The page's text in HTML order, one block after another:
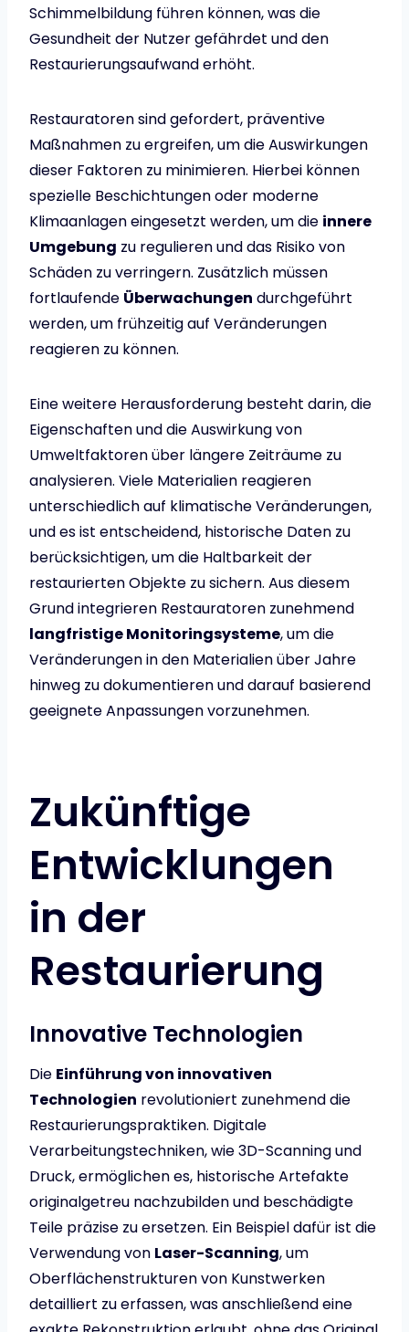
Schimmelbildung führen können, was die
Gesundheit der Nutzer gefährdet und den
Restaurierungsaufwand erhöht.
Restauratoren sind gefordert, präventive
Maßnahmen zu ergreifen, um die Auswirkungen
dieser Faktoren zu minimieren. Hierbei können
spezielle Beschichtungen oder moderne
Klimaanlagen eingesetzt werden, um die innere
Umgebung zu regulieren und das Risiko von
Schäden zu verringern. Zusätzlich müssen
fortlaufende Überwachungen durchgeführt
werden, um frühzeitig auf Veränderungen
reagieren zu können.
Eine weitere Herausforderung besteht darin, die
Eigenschaften und die Auswirkung von
Umweltfaktoren über längere Zeiträume zu
analysieren. Viele Materialien reagieren
unterschiedlich auf klimatische Veränderungen,
und es ist entscheidend, historische Daten zu
berücksichtigen, um die Haltbarkeit der
restaurierten Objekte zu sichern. Aus diesem
Grund integrieren Restauratoren zunehmend
langfristige Monitoringsysteme, um die
Veränderungen in den Materialien über Jahre
hinweg zu dokumentieren und darauf basierend
geeignete Anpassungen vorzunehmen.
Zukünftige
Entwicklungen
in der
Restaurierung
Innovative Technologien
Die Einführung von innovativen
Technologien revolutioniert zunehmend die
Restaurierungspraktiken. Digitale
Verarbeitungstechniken, wie 3D-Scanning und
Druck, ermöglichen es, historische Artefakte
originalgetreu nachzubilden und beschädigte
Teile präzise zu ersetzen. Ein Beispiel dafür ist die
Verwendung von Laser-Scanning, um
Oberflächenstrukturen von Kunstwerken
detailliert zu erfassen, was anschließend eine